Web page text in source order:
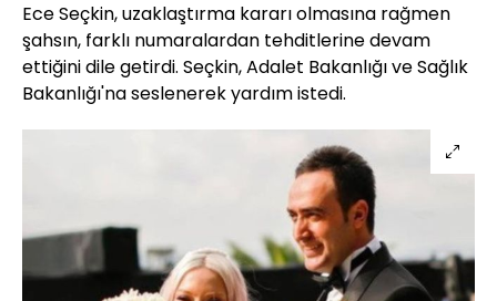
Ece Seçkin, uzaklaştırma kararı olmasına rağmen
şahsın, farklı numaralardan tehditlerine devam
ettiğini dile getirdi. Seçkin, Adalet Bakanlığı ve Sağlık
Bakanlığı'na seslenerek yardım istedi.